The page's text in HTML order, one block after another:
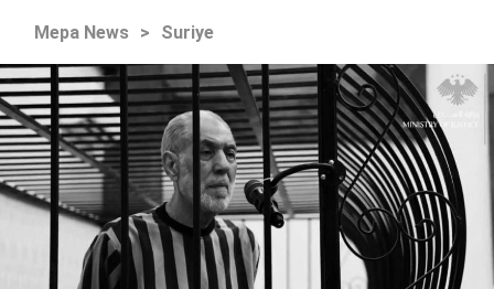
Mepa News > Suriye